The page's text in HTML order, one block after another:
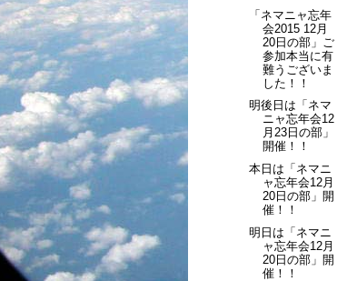
「ネマニャ忘年
会2015 12月
20日の部」ご
参加本当に有
難うございま
した！！
明後日は「ネマ
ニャ忘年会12
月23日の部」
開催！！
本日は「ネマニ
ャ忘年会12月
20日の部」開
催！！
明日は「ネマニ
ャ忘年会12月
20日の部」開
催！！